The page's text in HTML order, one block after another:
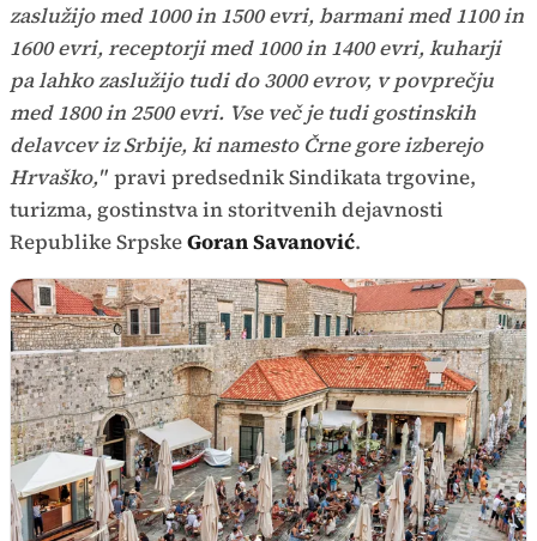
zaslužijo med 1000 in 1500 evri, barmani med 1100 in
1600 evri, receptorji med 1000 in 1400 evri, kuharji
pa lahko zaslužijo tudi do 3000 evrov, v povprečju
med 1800 in 2500 evri. Vse več je tudi gostinskih
delavcev iz Srbije, ki namesto Črne gore izberejo
Hrvaško," pravi predsednik Sindikata trgovine,
turizma, gostinstva in storitvenih dejavnosti
Republike SrpskeGoran Savanović.